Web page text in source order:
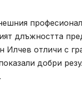
длъжността
Илчев отличи с
добри